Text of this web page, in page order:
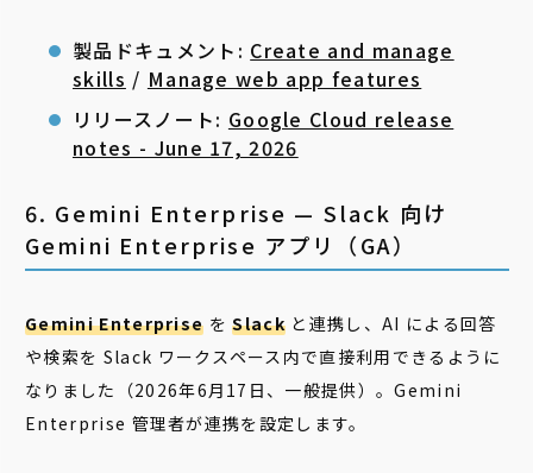
製品ドキュメント: Create and manage
skills / Manage web app features
リリースノート: Google Cloud release
notes - June 17, 2026
6. Gemini Enterprise — Slack 向け
Gemini Enterprise アプリ（GA）
Gemini Enterprise をSlack と連携し、AI による回答
や検索を Slack ワークスペース内で直接利用できるように
なりました（2026年6月17日、一般提供）。Gemini
Enterprise 管理者が連携を設定します。